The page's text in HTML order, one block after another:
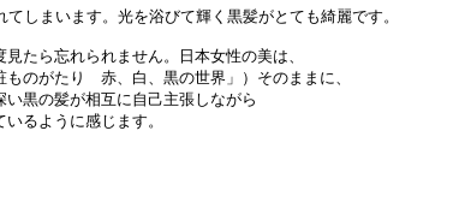
しまいます。光を浴びて輝く黒髪がとても綺麗です。
たら忘れられません。日本女性の美は、
のがたり　赤、白、黒の世界」）そのままに、
黒の髪が相互に自己主張しながら
るように感じます。